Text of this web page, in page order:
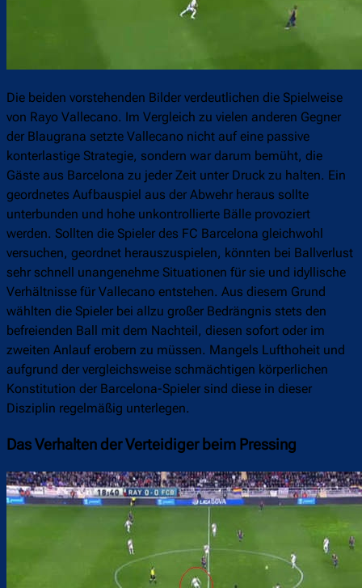
Die beiden vorstehenden Bilder verdeutlichen die Spielweise
von Rayo Vallecano. Im Vergleich zu vielen anderen Gegner
der Blaugrana setzte Vallecano nicht auf eine passive
konterlastige Strategie, sondern war darum bemüht, die
Gäste aus Barcelona zu jeder Zeit unter Druck zu halten. Ein
geordnetes Aufbauspiel aus der Abwehr heraus sollte
unterbunden und hohe unkontrollierte Bälle provoziert
werden. Sollten die Spieler des FC Barcelona gleichwohl
versuchen, geordnet herauszuspielen, könnten bei Ballverlust
sehr schnell unangenehme Situationen für sie und idyllische
Verhältnisse für Vallecano entstehen. Aus diesem Grund
wählten die Spieler bei allzu großer Bedrängnis stets den
befreienden Ball mit dem Nachteil, diesen sofort oder im
zweiten Anlauf erobern zu müssen. Mangels Lufthoheit und
aufgrund der vergleichsweise schmächtigen körperlichen
Konstitution der Barcelona-Spieler sind diese in dieser
Disziplin regelmäßig unterlegen.
Das Verhalten der Verteidiger beim Pressing